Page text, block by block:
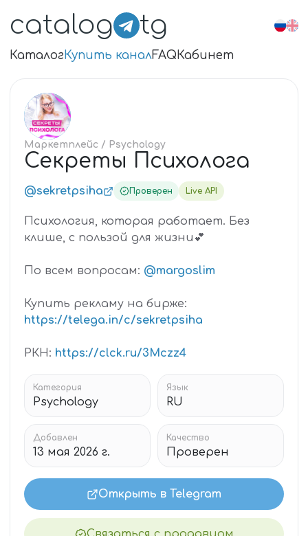
catalog tg
КаталогКупить каналFAQКабинет
СЕ
Маркетплейс / Psychology
Секреты Психолога
@sekretpsiha Проверен Live API
Психология, которая работает. Без
клише, с пользой для жизни💕
По всем вопросам: @margoslim
Купить рекламу на бирже:
https://telega.in/c/sekretpsiha
РКН: https://clck.ru/3Mczz4
Категория
Psychology
Язык
RU
Добавлен
13 мая 2026 г.
Качество
Проверен
Открыть в Telegram